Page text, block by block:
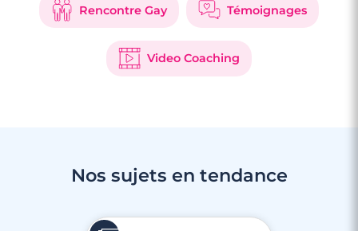
Rencontre Gay Témoignages
Video Coaching
Nos sujets en tendance